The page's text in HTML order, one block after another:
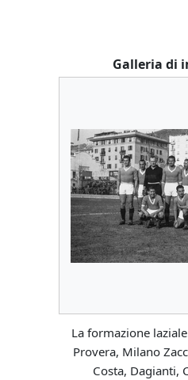
Galleria di
La formazione
Provera, Milano
Costa, Dagianti,